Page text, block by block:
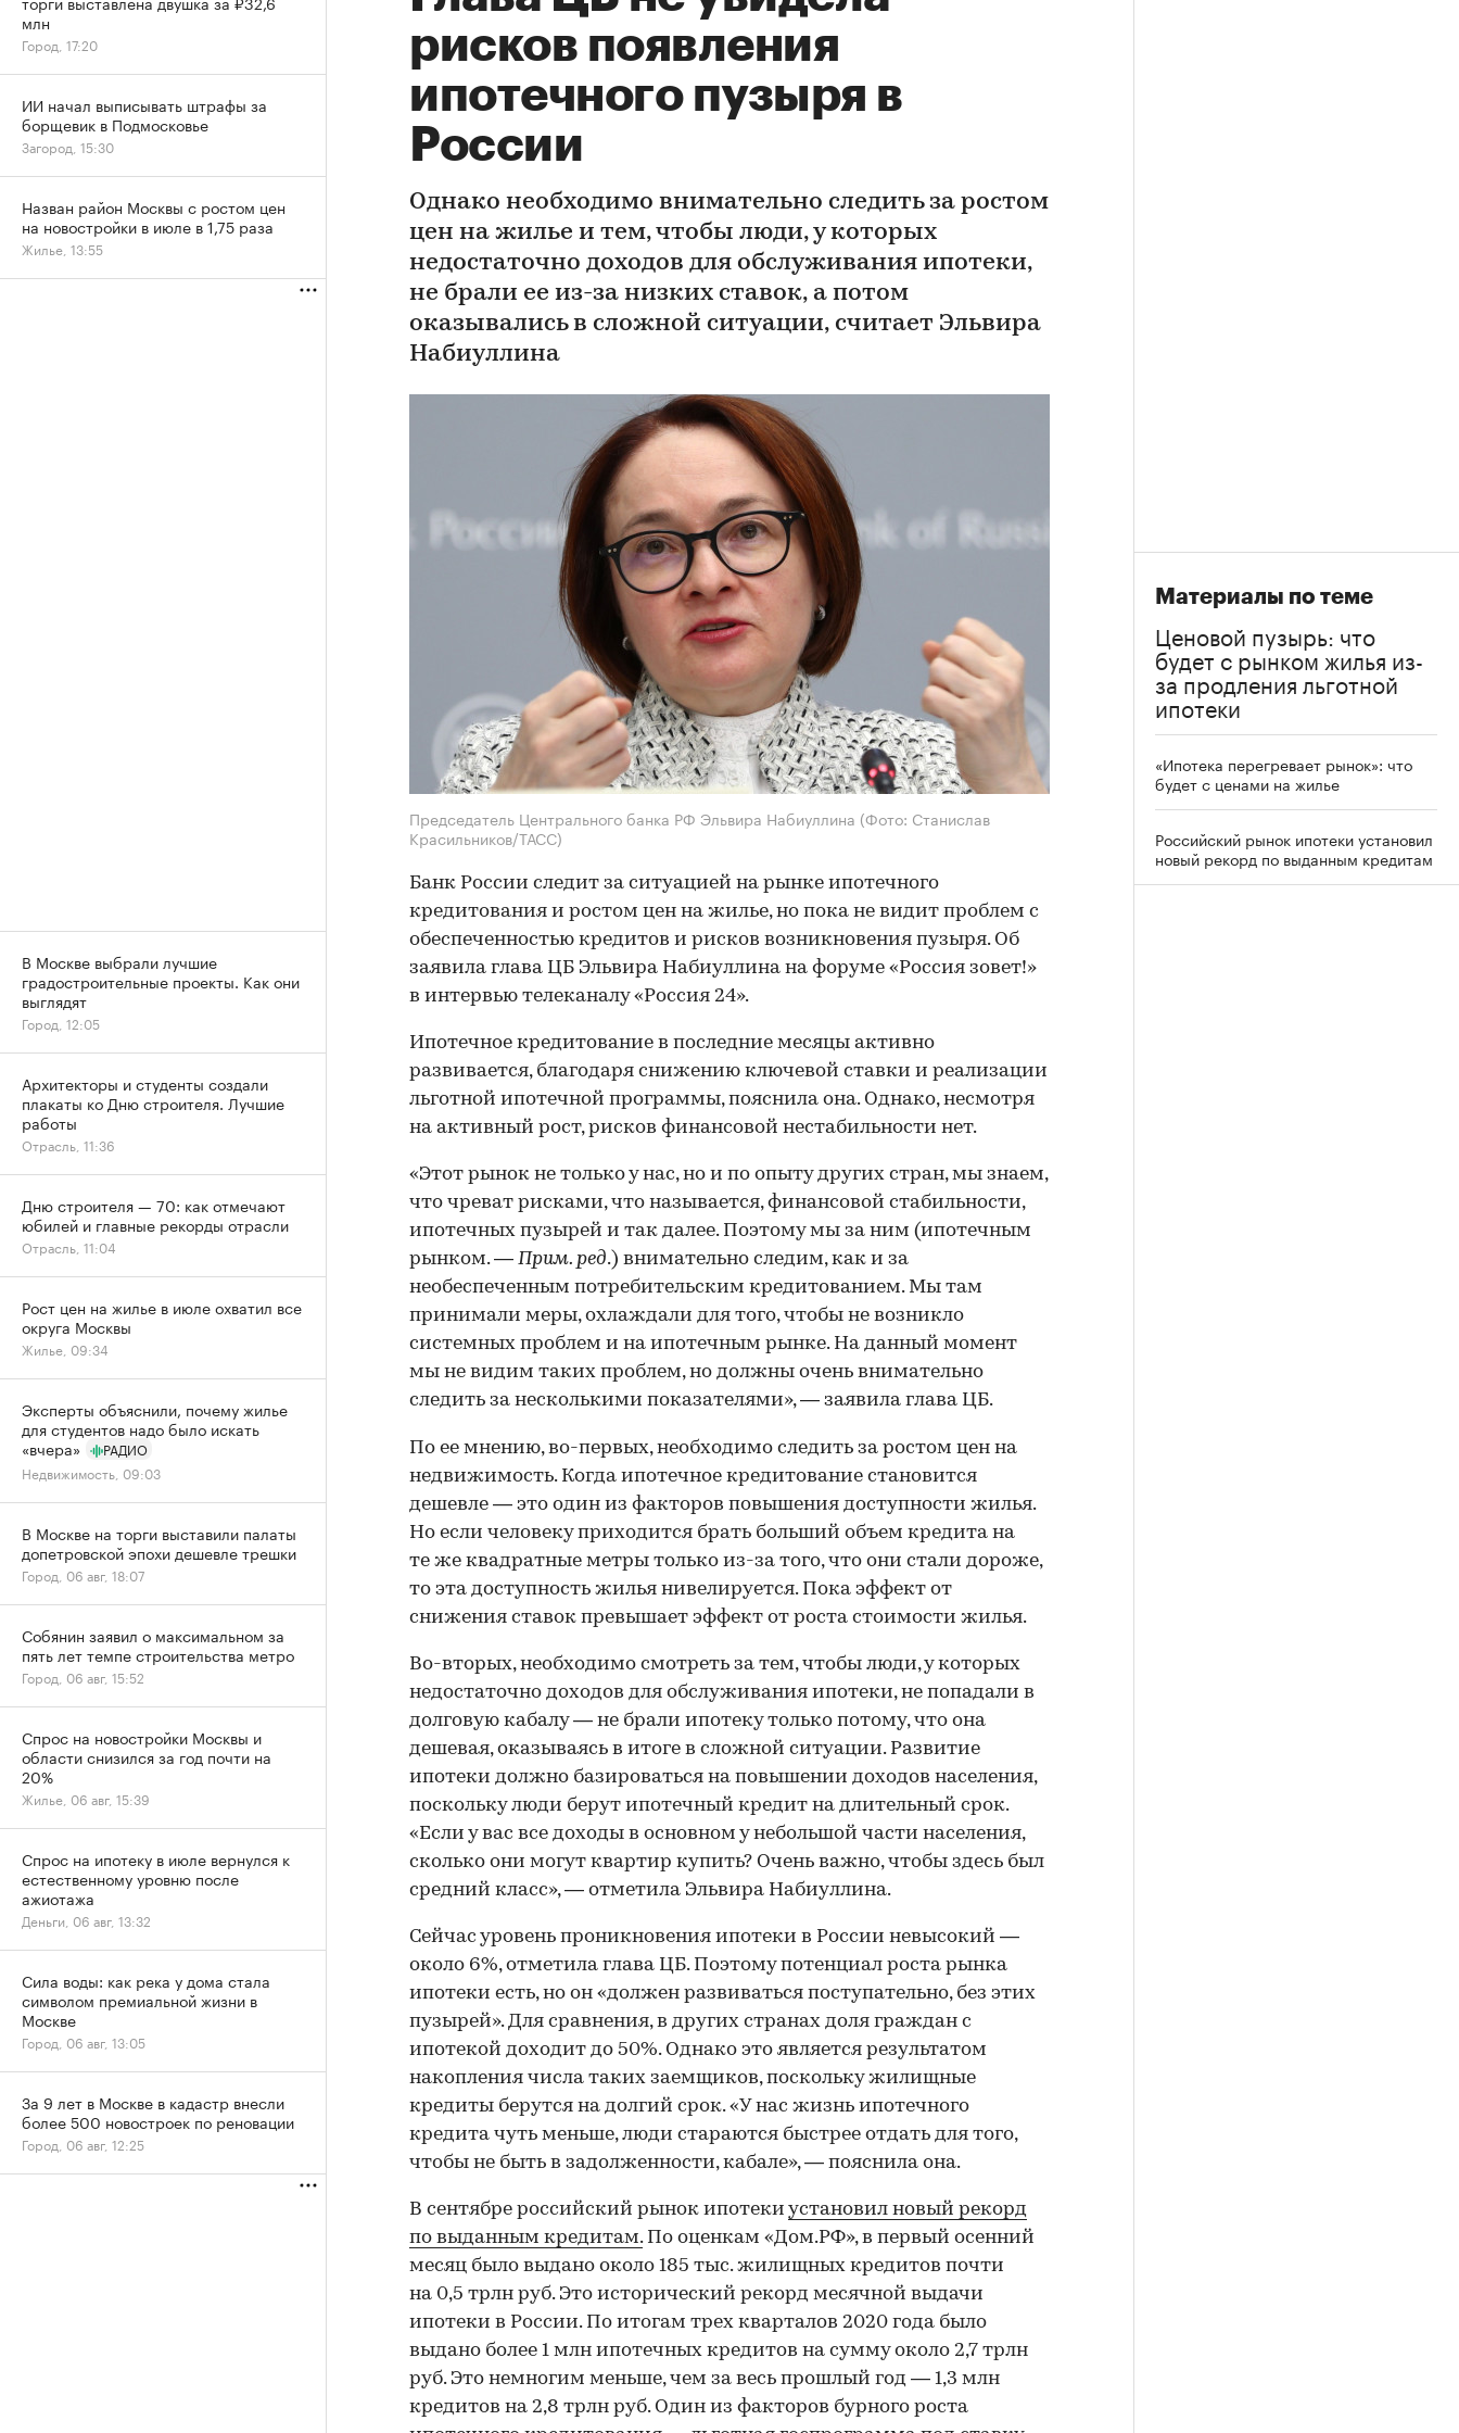
рисков появления
ипотечного пузыря в
России
Однако необходимо внимательно следить за ростом
цен на жилье и тем, чтобы люди, у которых
недостаточно доходов для обслуживания ипотеки,
не брали ее из-за низких ставок, а потом
оказывались в сложной ситуации, считает Эльвира
Набиуллина
Председатель Центрального банка РФ Эльвира Набиуллина (Фото: Станислав
Красильников/ТАСС)
Банк России следит за ситуацией на рынке ипотечного
кредитования и ростом цен на жилье, но пока не видит проблем с
обеспеченностью кредитов и рисков возникновения пузыря. Об
заявила глава ЦБ Эльвира Набиуллина на форуме «Россия зовет!»
в интервью телеканалу «Россия 24».
Ипотечное кредитование в последние месяцы активно
развивается, благодаря снижению ключевой ставки и реализации
льготной ипотечной программы, пояснила она. Однако, несмотря
на активный рост, рисков финансовой нестабильности нет.
«Этот рынок не только у нас, но и по опыту других стран, мы знаем,
что чреват рисками, что называется, финансовой стабильности,
ипотечных пузырей и так далее. Поэтому мы за ним (ипотечным
рынком. — Прим. ред.) внимательно следим, как и за
необеспеченным потребительским кредитованием. Мы там
принимали меры, охлаждали для того, чтобы не возникло
системных проблем и на ипотечным рынке. На данный момент
мы не видим таких проблем, но должны очень внимательно
следить за несколькими показателями», — заявила глава ЦБ.
00:00
По ее мнению, во-первых, необходимо следить за ростом цен на
недвижимость. Когда ипотечное кредитование становится
дешевле — это один из факторов повышения доступности жилья.
Но если человеку приходится брать больший объем кредита на
те же квадратные метры только из-за того, что они стали дороже,
то эта доступность жилья нивелируется. Пока эффект от
снижения ставок превышает эффект от роста стоимости жилья.
Во-вторых, необходимо смотреть за тем, чтобы люди, у которых
недостаточно доходов для обслуживания ипотеки, не попадали в
долговую кабалу — не брали ипотеку только потому, что она
дешевая, оказываясь в итоге в сложной ситуации. Развитие
ипотеки должно базироваться на повышении доходов населения,
поскольку люди берут ипотечный кредит на длительный срок.
«Если у вас все доходы в основном у небольшой части населения,
сколько они могут квартир купить? Очень важно, чтобы здесь был
средний класс», — отметила Эльвира Набиуллина.
Сейчас уровень проникновения ипотеки в России невысокий —
около 6%, отметила глава ЦБ. Поэтому потенциал роста рынка
ипотеки есть, но он «должен развиваться поступательно, без этих
пузырей». Для сравнения, в других странах доля граждан с
ипотекой доходит до 50%. Однако это является результатом
накопления числа таких заемщиков, поскольку жилищные
кредиты берутся на долгий срок. «У нас жизнь ипотечного
кредита чуть меньше, люди стараются быстрее отдать для того,
чтобы не быть в задолженности, кабале», — пояснила она.
В сентябре российский рынок ипотеки установил новый рекорд
по выданным кредитам.По оценкам «Дом.РФ», в первый осенний
месяц было выдано около 185 тыс. жилищных кредитов почти
на 0,5 трлн руб. Это исторический рекорд месячной выдачи
ипотеки в России. По итогам трех кварталов 2020 года было
выдано более 1 млн ипотечных кредитов на сумму около 2,7 трлн
руб. Это немногим меньше, чем за весь прошлый год — 1,3 млн
кредитов на 2,8 трлн руб. Один из факторов бурного роста
Материалы по теме
Ценовой пузырь: что
будет с рынком жилья из-
за продления льготной
ипотеки
«Ипотека перегревает рынок»: что
будет с ценами на жилье
Российский рынок ипотеки установил
новый рекорд по выданным кредитам
млн
Город, 17:20
ИИ начал выписывать штрафы за
борщевик в Подмосковье
Загород, 15:30
Назван район Москвы с ростом цен
на новостройки в июле в 1,75 раза
Жилье, 13:55
В Москве выбрали лучшие
градостроительные проекты. Как они
выглядят
Город, 12:05
Архитекторы и студенты создали
плакаты ко Дню строителя. Лучшие
работы
Отрасль, 11:36
Дню строителя — 70: как отмечают
юбилей и главные рекорды отрасли
Отрасль, 11:04
Рост цен на жилье в июле охватил все
округа Москвы
Жилье, 09:34
Эксперты объяснили, почему жилье
для студентов надо было искать
«вчера»
РАДИО
Недвижимость, 09:03
В Москве на торги выставили палаты
допетровской эпохи дешевле трешки
Город, 06 авг, 18:07
Собянин заявил о максимальном за
пять лет темпе строительства метро
Город, 06 авг, 15:52
Спрос на новостройки Москвы и
области снизился за год почти на
20%
Жилье, 06 авг, 15:39
Спрос на ипотеку в июле вернулся к
естественному уровню после
ажиотажа
Деньги, 06 авг, 13:32
Сила воды: как река у дома стала
символом премиальной жизни в
Москве
Город, 06 авг, 13:05
За 9 лет в Москве в кадастр внесли
более 500 новостроек по реновации
Город, 06 авг, 12:25